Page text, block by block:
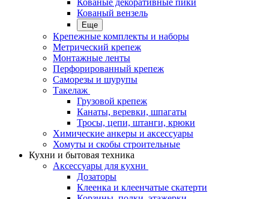
Кованый вензель
Еще
Крепежные комплекты и наборы
Метрический крепеж
Монтажные ленты
Перфорированный крепеж
Саморезы и шурупы
Такелаж
Грузовой крепеж
Канаты, веревки, шпагаты
Тросы, цепи, штанги, крюки
Химические анкеры и аксессуары
Хомуты и скобы строительные
Кухни и бытовая техника
Аксессуары для кухни
Дозаторы
Клеенка и клеенчатые скатерти